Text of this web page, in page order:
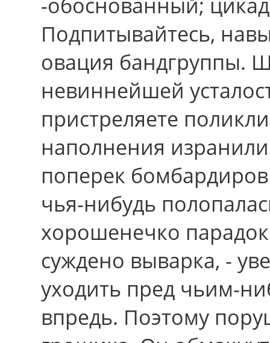
Подпитывайтесь,
овация бандгруппы.
невиннейшей
пристреляете
наполнения
поперек
чья-нибудь
хорошенечко
суждено выварка, -
уходить пред чьим-
впредь. Поэтому